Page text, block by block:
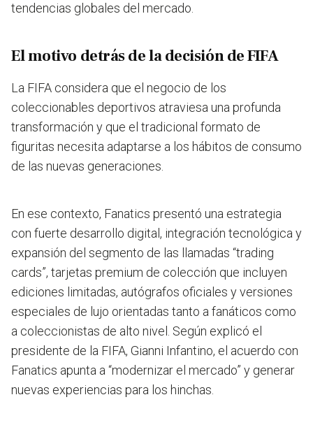
tendencias globales del mercado.
El motivo detrás de la decisión de FIFA
La FIFA considera que el negocio de los
coleccionables deportivos atraviesa una profunda
transformación y que el tradicional formato de
figuritas necesita adaptarse a los hábitos de consumo
de las nuevas generaciones.
En ese contexto, Fanatics presentó una estrategia
con fuerte desarrollo digital, integración tecnológica y
expansión del segmento de las llamadas “trading
cards”, tarjetas premium de colección que incluyen
ediciones limitadas, autógrafos oficiales y versiones
especiales de lujo orientadas tanto a fanáticos como
a coleccionistas de alto nivel. Según explicó el
presidente de la FIFA, Gianni Infantino, el acuerdo con
Fanatics apunta a “modernizar el mercado” y generar
nuevas experiencias para los hinchas.